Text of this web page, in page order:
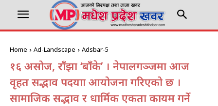
Home Ad-Landscape Adsbar-5
१६ असोज, राँझा ‘बाँके’ । नेपालगञ्जमा आज
वृहत सद्भाव पदयात्रा आयोजना गरिएको छ ।
सामाजिक सद्भाव र धार्मिक एकता कायम गर्ने